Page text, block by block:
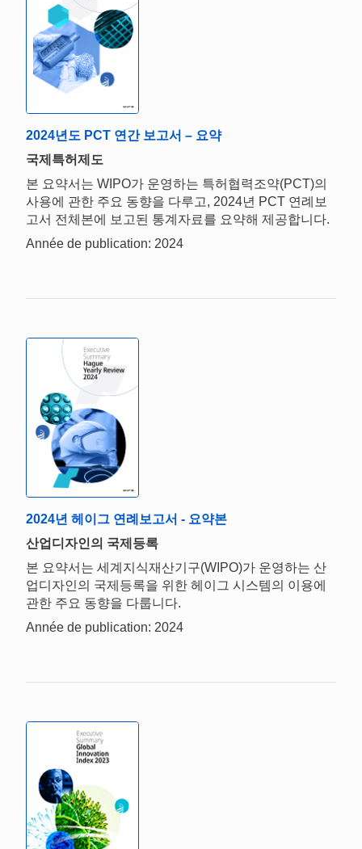
2024년도 PCT 연간 보고서 – 요약
국제특허제도
본 요약서는 WIPO가 운영하는 특허협력조약(PCT)의
사용에 관한 주요 동향을 다루고, 2024년 PCT 연례보
고서 전체본에 보고된 통계자료를 요약해 제공합니다.
Année de publication: 2024
2024년 헤이그 연례보고서 - 요약본
산업디자인의 국제등록
본 요약서는 세계지식재산기구(WIPO)가 운영하는 산
업디자인의 국제등록을 위한 헤이그 시스템의 이용에
관한 주요 동향을 다룹니다.
Année de publication: 2024